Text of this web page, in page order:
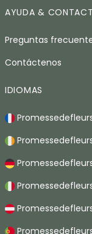
AYUDA &
Preguntas
Contáctenos
IDIOMAS